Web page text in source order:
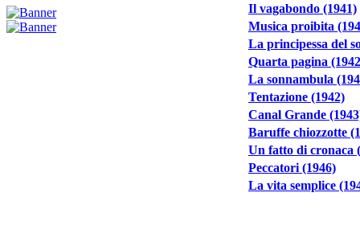
Il vagabondo (1941)
Musica proibita
La principessa del
Quarta pagina
La sonnambula
Tentazione (1942)
Canal Grande
Baruffe chiozzotte
Un fatto di cronaca
Peccatori (1946)
La vita semplice